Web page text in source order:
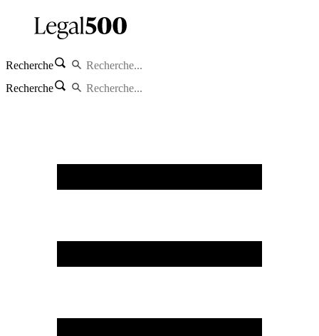
Recherche
Recherche